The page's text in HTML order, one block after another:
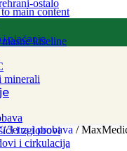
main content
i plaćanje
ostalo
kiseline
minerali
i zglobovi
i cirkulacija
/ Jetra i probava /